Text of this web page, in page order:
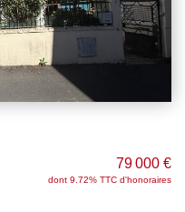
79 000 €
dont 9.72% TTC d'honoraires